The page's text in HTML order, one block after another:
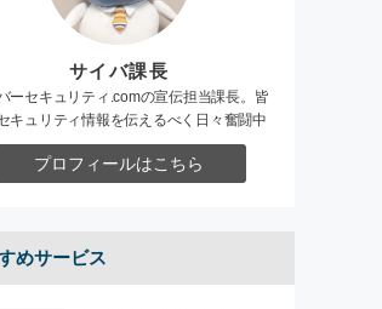
サイバ課長
ーセキュリティ.comの宣伝担当課長。皆
キュリティ情報を伝えるべく日々奮闘中
プロフィールはこちら
めサービス